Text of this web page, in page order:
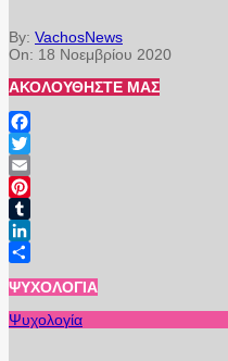
By: VachosNews
On: 18 Νοεμβρίου 2020
ΑΚΟΛΟΥΘΉΣΤΕ ΜΑΣ
Facebook
Twitter
Email
Pinterest
Tumblr
LinkedIn
ΨΥΧΟΛΟΓΊΑ
Ψυχολογία